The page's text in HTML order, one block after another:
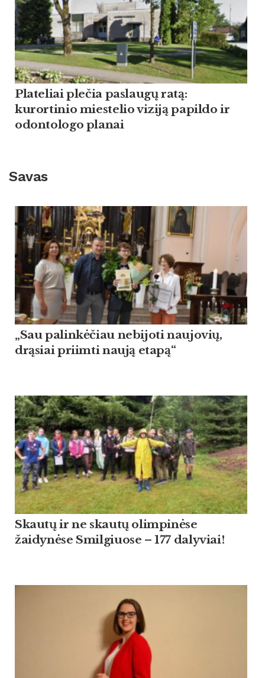
Plateliai plečia paslaugų ratą:
kurortinio miestelio viziją papildo ir
odontologo planai
Savas
„Sau palinkėčiau nebijoti naujovių,
drąsiai priimti naują etapą“
Skautų ir ne skautų olimpinėse
žaidynėse Smilgiuose – 177 dalyviai!